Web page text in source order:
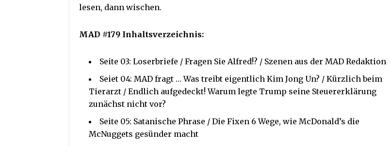
lesen, dann wischen.
MAD #179 Inhaltsverzeichnis:
Seite 03: Loserbriefe / Fragen Sie Alfred!? / Szenen aus der MAD Redaktion
Seiet 04: MAD fragt … Was treibt eigentlich Kim Jong Un? / Kürzlich beim
Tierarzt / Endlich aufgedeckt! Warum legte Trump seine Steuererklärung
zunächst nicht vor?
Seite 05: Satanische Phrase / Die Fixen 6 Wege, wie McDonald’s die
McNuggets gesünder macht